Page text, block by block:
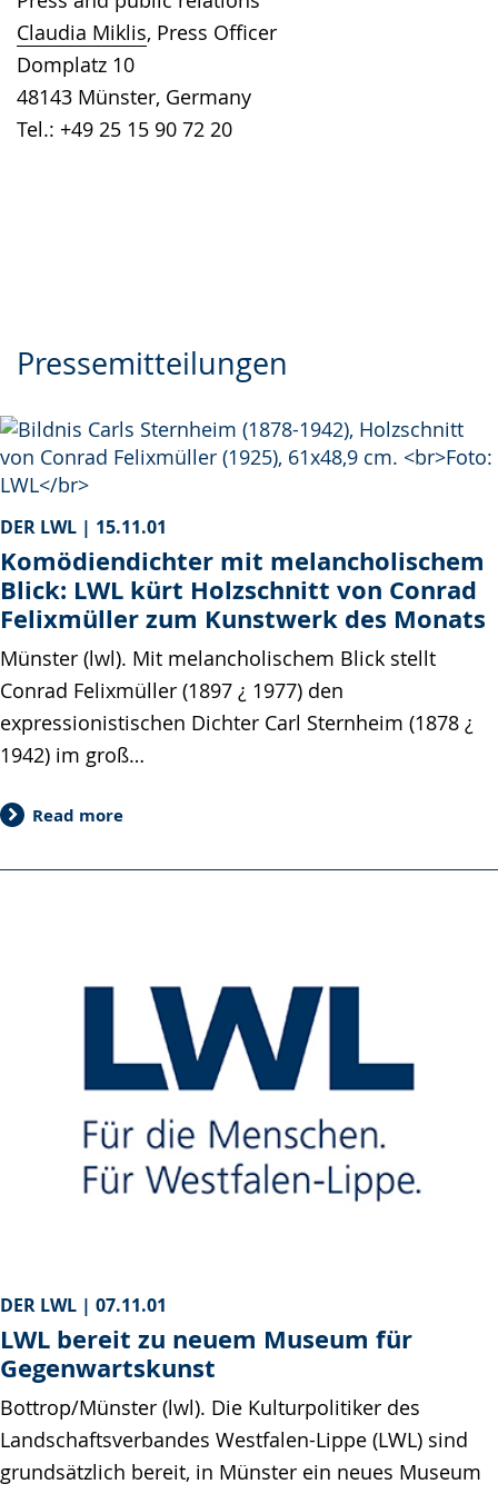
Claudia Miklis, Press Officer
Domplatz 10
48143 Münster, Germany
Tel.: +49 25 15 90 72 20
language.
open
up
presenting
the
text
Pressemitteilungen
DER LWL | 15.11.01
Komödiendichter mit melancholischem
Blick: LWL kürt Holzschnitt von Conrad
Felixmüller zum Kunstwerk des Monats
Münster (lwl). Mit melancholischem Blick stellt
Conrad Felixmüller (1897 ¿ 1977) den
expressionistischen Dichter Carl Sternheim (1878 ¿
1942) im groß…
Read more
DER LWL | 07.11.01
LWL bereit zu neuem Museum für
Gegenwartskunst
Bottrop/Münster (lwl). Die Kulturpolitiker des
Landschaftsverbandes Westfalen-Lippe (LWL) sind
grundsätzlich bereit, in Münster ein neues Museum